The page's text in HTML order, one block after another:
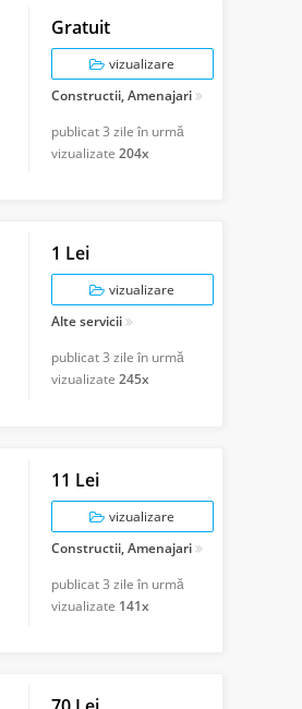
Gratuit
vizualizare
Constructii, Amenajari
publicat3 zile în urmă
vizualizate 204x
1 Lei
vizualizare
Alte servicii
publicat3 zile în urmă
vizualizate 245x
11 Lei
vizualizare
Constructii, Amenajari
publicat3 zile în urmă
vizualizate 141x